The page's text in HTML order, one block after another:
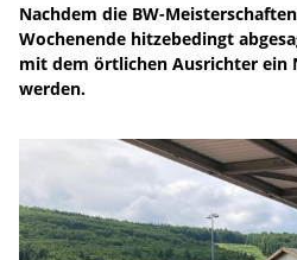
Nachdem die BW-
Wochenende hitzebedingt
mit dem örtlichen Ausrichter
werden.